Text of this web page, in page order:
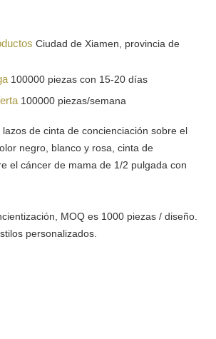
Ciudad de Xiamen, provincia de
100000 piezas con 15-20 días
100000 piezas/semana
de cinta de concienciación sobre el
negro, blanco y rosa, cinta de
el cáncer de mama de 1/2 pulgada con
MOQ es 1000 piezas / diseño.
personalizados.